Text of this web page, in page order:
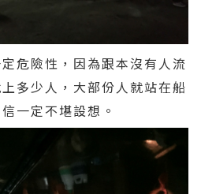
危險性，因為跟本沒有人流
多少人，大部份人就站在船
一定不堪設想。